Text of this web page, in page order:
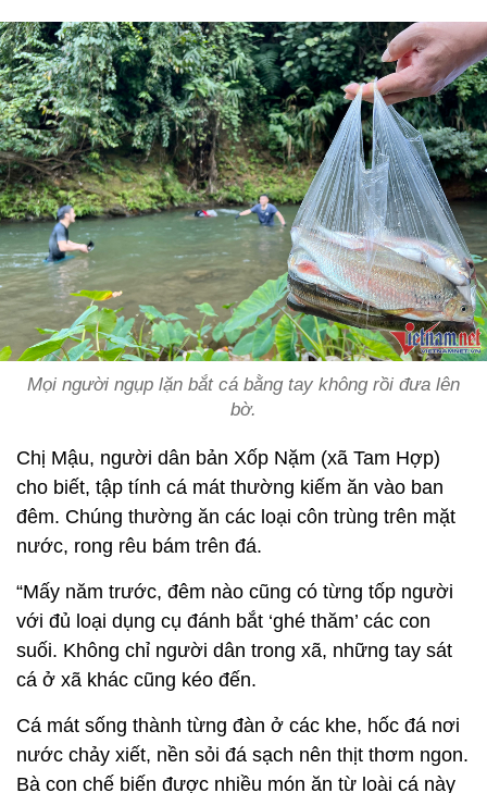
Mọi người ngụp lặn bắt cá bằng tay không rồi đưa lên
bờ.
Chị Mậu, người dân bản Xốp Nặm (xã Tam Hợp)
cho biết, tập tính cá mát thường kiếm ăn vào ban
đêm. Chúng thường ăn các loại côn trùng trên mặt
nước, rong rêu bám trên đá.
“Mấy năm trước, đêm nào cũng có từng tốp người
với đủ loại dụng cụ đánh bắt ‘ghé thăm’ các con
suối. Không chỉ người dân trong xã, những tay sát
cá ở xã khác cũng kéo đến.
Cá mát sống thành từng đàn ở các khe, hốc đá nơi
nước chảy xiết, nền sỏi đá sạch nên thịt thơm ngon.
Bà con chế biến được nhiều món ăn từ loài cá này